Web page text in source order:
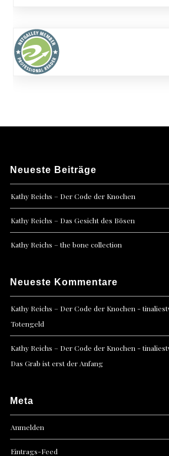
Neueste Beiträge
Kathy Reichs – Der Code der Knochen
Kathy Reichs – Das Gesicht des Bösen
Kathy Reichs – the bone collection
Neueste Kommentare
Kathy Reichs – Der Code der Knochen -
Totengeld
Kathy Reichs – Der Code der Knochen -
Das Grab ist erst der Anfang
Meta
Anmelden
Eintrags-Feed